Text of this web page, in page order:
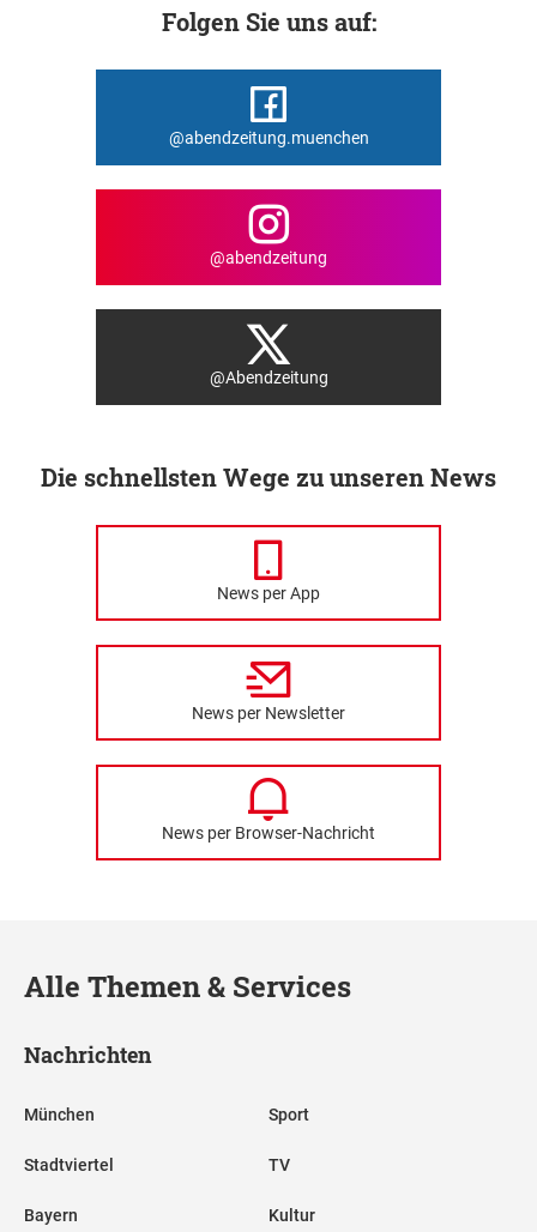
Folgen Sie uns auf:
@abendzeitung.muenchen
@abendzeitung
@Abendzeitung
Die schnellsten Wege zu unseren News
News per App
News per Newsletter
News per Browser-Nachricht
Alle Themen & Services
Nachrichten
München
Stadtviertel
Bayern
Sport
TV
Kultur